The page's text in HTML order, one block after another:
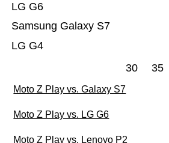
LG G4
Samsung Galaxy S7
LG G6
30 35
Moto Z Play vs. Galaxy S7
Moto Z Play vs. LG G6
Moto Z Play vs. Lenovo P2